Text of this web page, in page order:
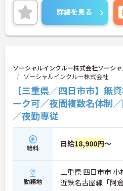
フのサポートを行うハイクラスなポ
最新設備とバリアフリーが完備され
体的負担が少なく、広域手当5万円
とで高い給与水準を実現しています
効率化など、ワークライフバラン
年70歳まで長期的に活躍できる制度
います。複数施設を経験することで
メント視点は、将来的なエリアマネ
ャリアアップにも直結しており、最
性を発揮したいプロフェッショナ
す。
★おすすめPOINT★
・広域支援員として複数のホームを
ームのパートスタッフの教育やサポ
営や人材育成の視点を養うことで
ネージャー候補としてのステップア
す。
詳細を見る
ソーシャルインクルー株式会社ソーシ
ソーシャルインクルー株式会社
【三重県／四日市市】無
ーク可／夜間複数名体制
／夜勤専従
給料 日給18,900円～
勤務地
三重県 四日市市
近鉄名古屋線「阿